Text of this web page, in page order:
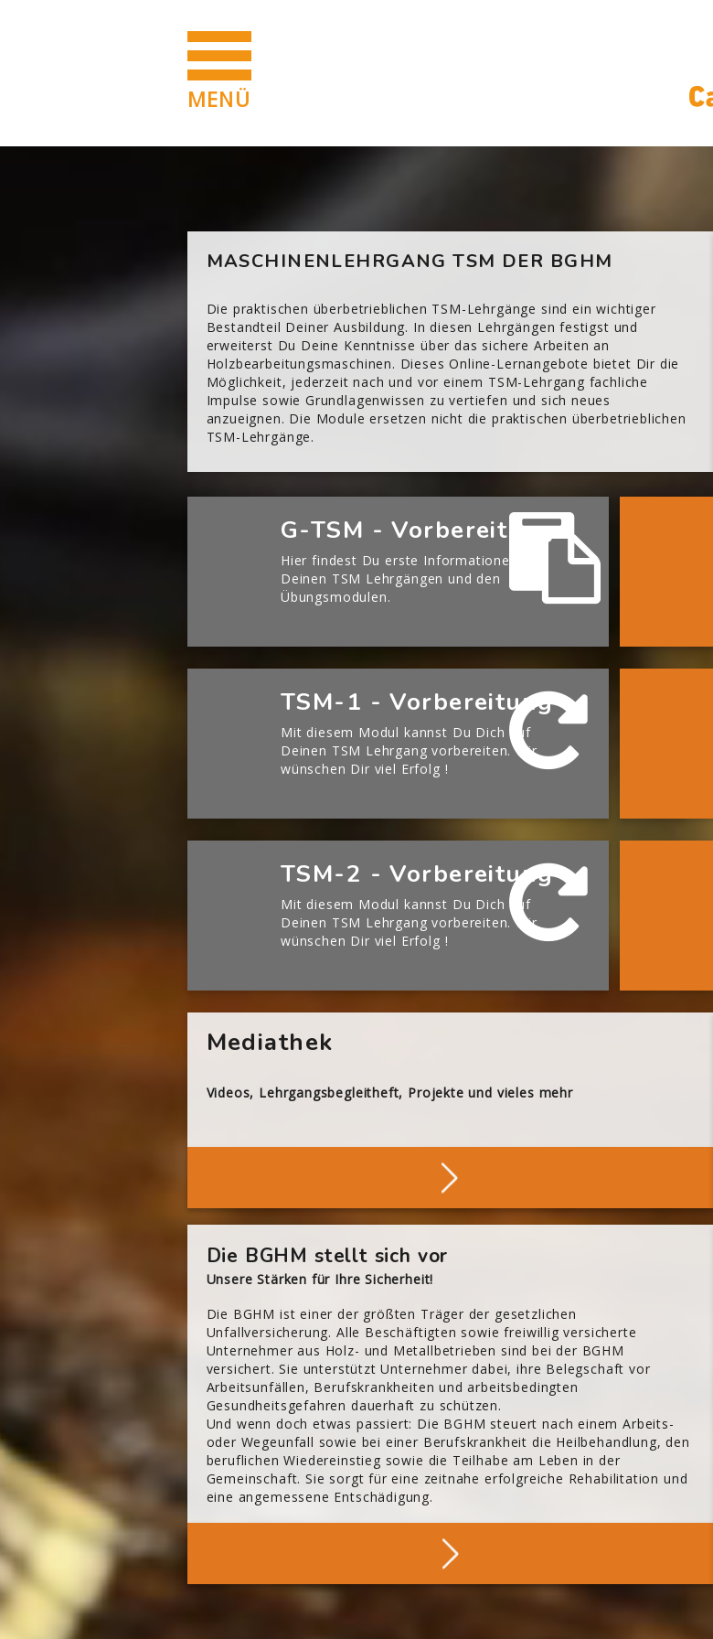
MENÜ
MASCHINENLEHRGANG TSM DER BGHM
Die praktischen überbetrieblichen TSM-Lehrgänge sind ein wichtiger
Bestandteil Deiner Ausbildung. In diesen Lehrgängen festigst und
erweiterst Du Deine Kenntnisse über das sichere Arbeiten an
Holzbearbeitungsmaschinen. Dieses Online-Lernangebote bietet Dir die
Möglichkeit, jederzeit nach und vor einem TSM-Lehrgang fachliche
Impulse sowie Grundlagenwissen zu vertiefen und sich neues
anzueignen. Die Module ersetzen nicht die praktischen überbetrieblichen
TSM-Lehrgänge.
G-TSM - Vorbereitung
Hier findest Du erste Informationen zu
Deinen TSM Lehrgängen und den
Übungsmodulen.
TSM-1 - Vorbereitung
Mit diesem Modul kannst Du Dich auf
Deinen TSM Lehrgang vorbereiten. Wir
wünschen Dir viel Erfolg !
TSM-2 - Vorbereitung
Mit diesem Modul kannst Du Dich auf
Deinen TSM Lehrgang vorbereiten. Wir
wünschen Dir viel Erfolg !
Mediathek
Videos, Lehrgangsbegleitheft, Projekte und vieles mehr
Stöbern
Die BGHM stellt sich vor
Unsere Stärken für Ihre Sicherheit!
Die BGHM ist einer der größten Träger der gesetzlichen
Unfallversicherung. Alle Beschäftigten sowie freiwillig versicherte
Unternehmer aus Holz- und Metallbetrieben sind bei der BGHM
versichert. Sie unterstützt Unternehmer dabei, ihre Belegschaft vor
Arbeitsunfällen, Berufskrankheiten und arbeitsbedingten
Gesundheitsgefahren dauerhaft zu schützen.
Und wenn doch etwas passiert: Die BGHM steuert nach einem Arbeits-
oder Wegeunfall sowie bei einer Berufskrankheit die Heilbehandlung, den
beruflichen Wiedereinstieg sowie die Teilhabe am Leben in der
Gemeinschaft. Sie sorgt für eine zeitnahe erfolgreiche Rehabilitation und
eine angemessene Entschädigung.
Mehr Über Die BGHM